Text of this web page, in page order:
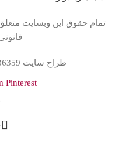
تمام حقوق این وبسایت
طراح سایت sedamirsamsamei 09107636359
Pinterest